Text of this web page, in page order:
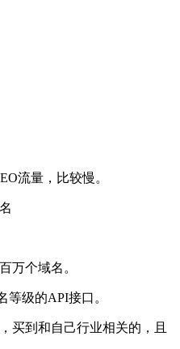
流量，比较慢。
万个域名。
等级的API接口。
买到和自己行业相关的，且